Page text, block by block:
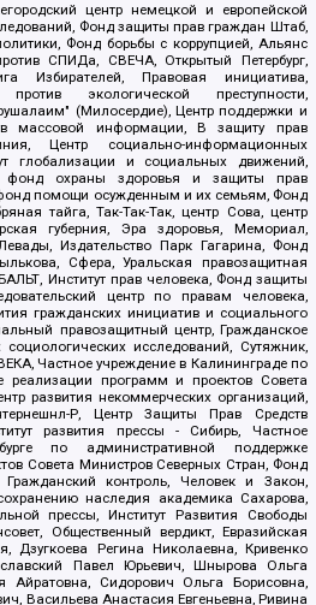
центр немецкой и европейской
Фонд защиты прав граждан Штаб,
Фонд борьбы с коррупцией, Альянс
СПИДа, СВЕЧА, Открытый Петербург,
Избирателей, Правовая инициатива,
экологической преступности,
(Милосердие), Центр поддержки и
массовой информации, В защиту прав
Центр социально-информационных
глобализации и социальных движений,
фонд охраны здоровья и защиты прав
помощи осужденным и их семьям, Фонд
тайга, Так-Так-Так, центр Сова, центр
губерния, Эра здоровья, Мемориал,
Издательство Парк Гагарина, Фонд
Сфера, Уральская правозащитная
Институт прав человека, Фонд защиты
центр по правам человека,
гражданских инициатив и социального
правозащитный центр, Гражданское
исследований, Сутяжник,
Частное учреждение в Калининграде по
реализации программ и проектов Совета
развития некоммерческих организаций,
Р, Центр Защиты Прав Средств
развития прессы - Сибирь, Частное
по административной поддержке
Совета Министров Северных Стран, Фонд
контроль, Человек и Закон,
наследия академика Сахарова,
прессы, Институт Развития Свободы
Общественный вердикт, Евразийская
Дзугкоева Регина Николаевна, Кривенко
Павел Юрьевич, Шнырова Ольга
Сидорович Ольга Борисовна,
Васильева Анастасия Евгеньевна, Ривина